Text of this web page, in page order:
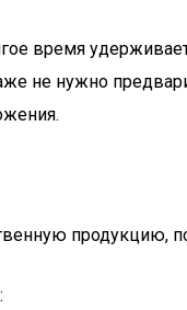
время
не нужно
продукцию,